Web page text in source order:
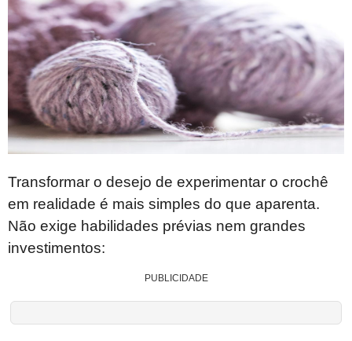
Transformar o desejo de experimentar o crochê
em realidade é mais simples do que aparenta.
Não exige habilidades prévias nem grandes
investimentos:
PUBLICIDADE